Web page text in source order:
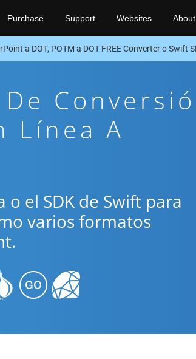
Purchase Support Websites About
a DOT, POTM a DOT FREE Converter o Swift
Línea A
el SDK de Swift para
varios formatos